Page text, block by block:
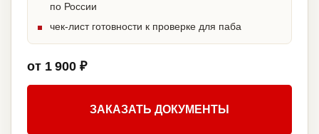
по России
чек-лист готовности к проверке для паба
от 1 900 ₽
ЗАКАЗАТЬ ДОКУМЕНТЫ